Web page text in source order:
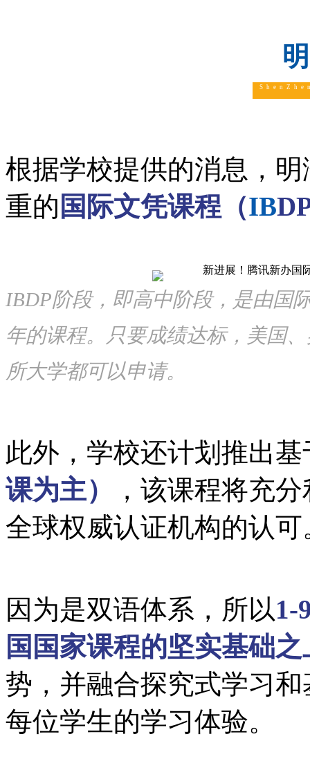
根据学校提供的消息，
重的 国际文凭课程（IB
IBDP阶段，即高中阶段，是由国
年的课程。只要成绩达标，美国
所大学都可以申请。
此外，学校还计划推出基
课为主）
，该课程将充
全球权威认证机构的认可
因为是双语体系，所以1-
国国家课程的坚实基础之
势，并融合探究式学习
每位学生的学习体验。